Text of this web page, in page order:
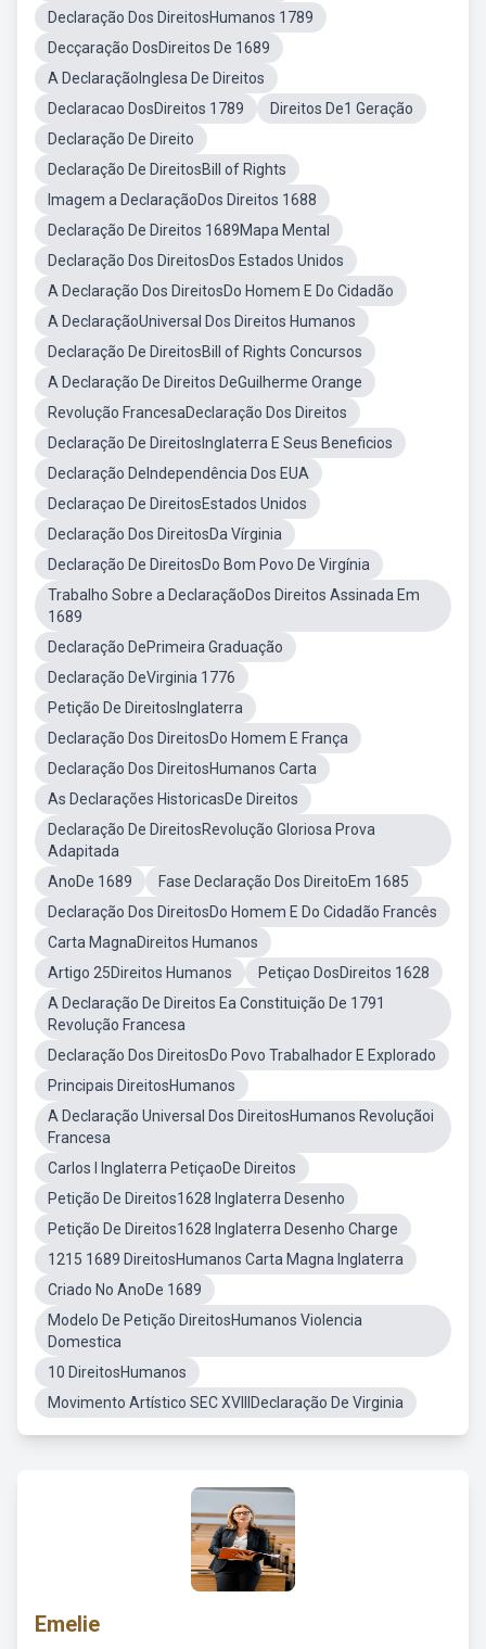
Declaração Dos DireitosHumanos 1789
Decçaração DosDireitos De 1689
A DeclaraçãoInglesa De Direitos
Declaracao DosDireitos 1789
Direitos De1 Geração
Declaração De Direito
Declaração De DireitosBill of Rights
Imagem a DeclaraçãoDos Direitos 1688
Declaração De Direitos 1689Mapa Mental
Declaração Dos DireitosDos Estados Unidos
A Declaração Dos DireitosDo Homem E Do Cidadão
A DeclaraçãoUniversal Dos Direitos Humanos
Declaração De DireitosBill of Rights Concursos
A Declaração De Direitos DeGuilherme Orange
Revolução FrancesaDeclaração Dos Direitos
Declaração De DireitosInglaterra E Seus Beneficios
Declaração DeIndependência Dos EUA
Declaraçao De DireitosEstados Unidos
Declaração Dos DireitosDa Vírginia
Declaração De DireitosDo Bom Povo De Virgínia
Trabalho Sobre a DeclaraçãoDos Direitos Assinada Em
1689
Declaração DePrimeira Graduação
Declaração DeVirginia 1776
Petição De DireitosInglaterra
Declaração Dos DireitosDo Homem E França
Declaração Dos DireitosHumanos Carta
As Declarações HistoricasDe Direitos
Declaração De DireitosRevolução Gloriosa Prova
Adapitada
AnoDe 1689
Fase Declaração Dos DireitoEm 1685
Declaração Dos DireitosDo Homem E Do Cidadão Francês
Carta MagnaDireitos Humanos
Artigo 25Direitos Humanos
Petiçao DosDireitos 1628
A Declaração De Direitos Ea Constituição De 1791
Revolução Francesa
Declaração Dos DireitosDo Povo Trabalhador E Explorado
Principais DireitosHumanos
A Declaração Universal Dos DireitosHumanos Revoluçãoi
Francesa
Carlos I Inglaterra PetiçaoDe Direitos
Petição De Direitos1628 Inglaterra Desenho
Petição De Direitos1628 Inglaterra Desenho Charge
1215 1689 DireitosHumanos Carta Magna Inglaterra
Criado No AnoDe 1689
Modelo De Petição DireitosHumanos Violencia
Domestica
10 DireitosHumanos
Movimento Artístico SEC XVIIIDeclaração De Virginia
Emelie